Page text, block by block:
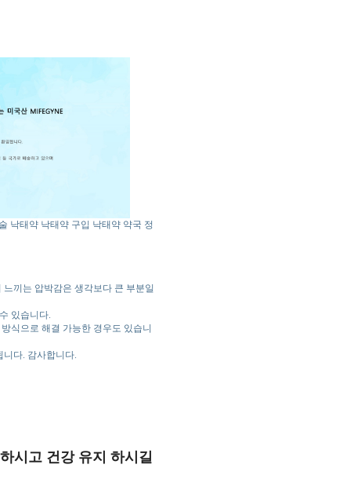
낙태약 낙태약 구입 낙태약 약국 정
끼는 압박감은 생각보다 큰 부분일
있습니다.
식으로 해결 가능한 경우도 있습니
니다. 감사합니다.
시고 건강 유지 하시길